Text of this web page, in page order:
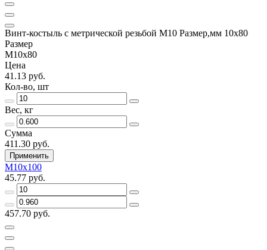
Винт-костыль с метрической резьбой М10 Размер,мм 10х80
Размер
М10х80
Цена
41.13 руб.
Кол-во, шт
Вес, кг
Сумма
411.30 руб.
Применить
М10х100
45.77 руб.
457.70 руб.